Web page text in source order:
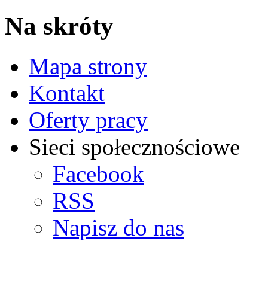
Na skróty
Mapa strony
Kontakt
Oferty pracy
Sieci społecznościowe
Facebook
RSS
Napisz do nas